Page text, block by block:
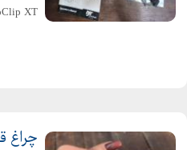
یک